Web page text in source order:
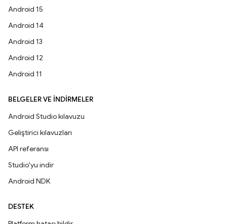
Android 15
Android 14
Android 13
Android 12
Android 11
BELGELER VE İNDIRMELER
Android Studio kılavuzu
Geliştirici kılavuzları
API referansı
Studio'yu indir
Android NDK
DESTEK